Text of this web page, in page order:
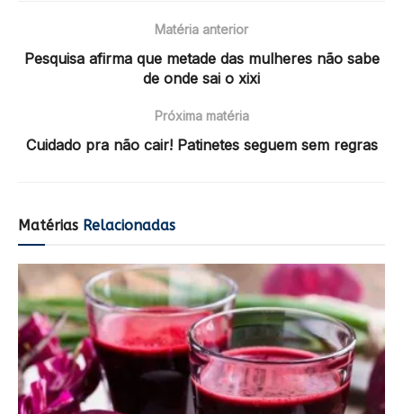
Matéria anterior
Pesquisa afirma que metade das mulheres não sabe
de onde sai o xixi
Próxima matéria
Cuidado pra não cair! Patinetes seguem sem regras
Matérias Relacionadas